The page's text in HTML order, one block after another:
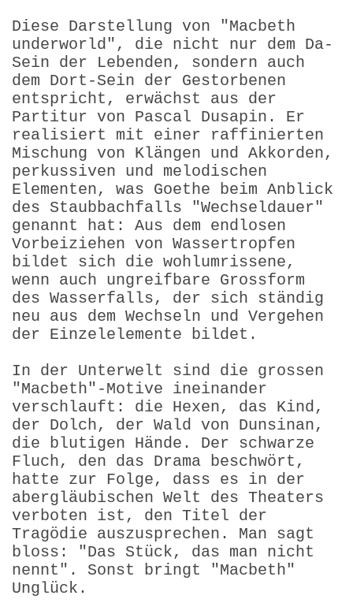
Diese Darstellung von "Macbeth
underworld", die nicht nur dem Da-
Sein der Lebenden, sondern auch
dem Dort-Sein der Gestorbenen
entspricht, erwächst aus der
Partitur von Pascal Dusapin. Er
realisiert mit einer raffinierten
Mischung von Klängen und Akkorden,
perkussiven und melodischen
Elementen, was Goethe beim Anblick
des Staubbachfalls "Wechseldauer"
genannt hat: Aus dem endlosen
Vorbeiziehen von Wassertropfen
bildet sich die wohlumrissene,
wenn auch ungreifbare Grossform
des Wasserfalls, der sich ständig
neu aus dem Wechseln und Vergehen
der Einzelelemente bildet.
In der Unterwelt sind die grossen
"Macbeth"-Motive ineinander
verschlauft: die Hexen, das Kind,
der Dolch, der Wald von Dunsinan,
die blutigen Hände. Der schwarze
Fluch, den das Drama beschwört,
hatte zur Folge, dass es in der
abergläubi­schen Welt des Theaters
verboten ist, den Titel der
Tragödie auszusprechen. Man sagt
bloss: "Das Stück, das man nicht
nennt". Sonst bringt "Macbeth"
Unglück.